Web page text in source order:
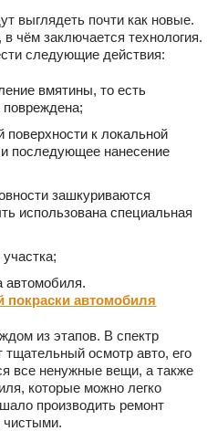
выглядеть почти как новые.
чём заключается технология.
следующие действия:
вмятины, то есть
повреждена;
поверхности к локальной
и последующее нанесение
зашкуриваются
использована специальная
автомобиля.
из этапов. В спектр
осмотр авто, его
все ненужные вещи, а также
которые можно легко
производить ремонт
чистыми.